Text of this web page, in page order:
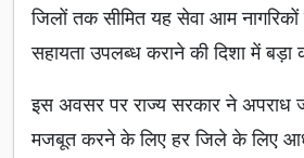
जिलों तक सीमित यह सेवा आम नागरिकों
सहायता उपलब्ध कराने की दिशा में बड़ा
इस अवसर पर राज्य सरकार ने अपराध
मजबूत करने के लिए हर जिले के लिए